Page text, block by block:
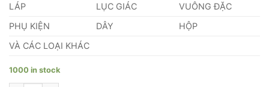
LÁP
LỤC GIÁC
VUÔNG ĐẶC
PHỤ KIỆN
DÂY
HỘP
VÀ CÁC LOẠI KHÁC
1000 in stock